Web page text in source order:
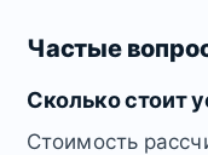
Частые
Сколько стоит
Стоимость